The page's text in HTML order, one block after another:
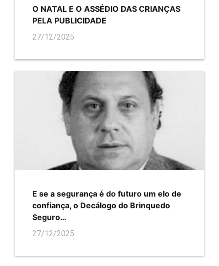
O NATAL E O ASSÉDIO DAS CRIANÇAS
PELA PUBLICIDADE
27/12/2025
E se a segurança é do futuro um elo de
confiança, o Decálogo do Brinquedo
Seguro…
27/12/2025